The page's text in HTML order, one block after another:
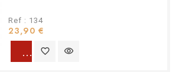
Ref : 134
23,90 €
favorite_border visibility